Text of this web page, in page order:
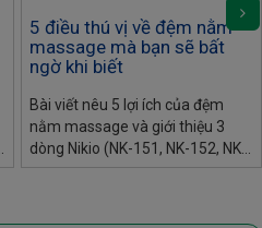
5 điều thú vị về đệm nằm
massage mà bạn sẽ bất
ngờ khi biết
Bài viết nêu 5 lợi ích của đệm
nằm massage và giới thiệu 3
dòng Nikio (NK-151, NK-152, NK-
153) giúp thư giãn, giảm đau